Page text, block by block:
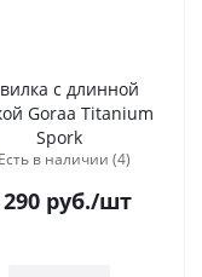
с длинной
Goraa Titanium
Spork
Есть в наличии (4)
руб./шт